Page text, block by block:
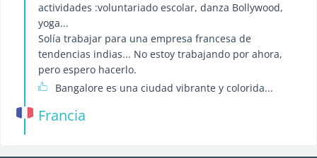
actividades :voluntariado escolar, danza Bollywood,
yoga...
Solía ​​trabajar para una empresa francesa de
tendencias indias... No estoy trabajando por ahora,
pero espero hacerlo.
Bangalore es una ciudad vibrante y colorida...
Francia